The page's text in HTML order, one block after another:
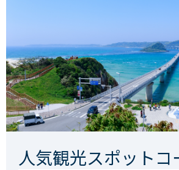
人気観光スポットコ